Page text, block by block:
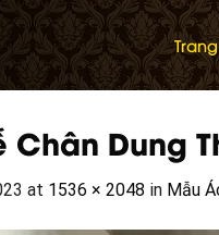
Chân Dung
at 1536 × 2048 in Mẫu